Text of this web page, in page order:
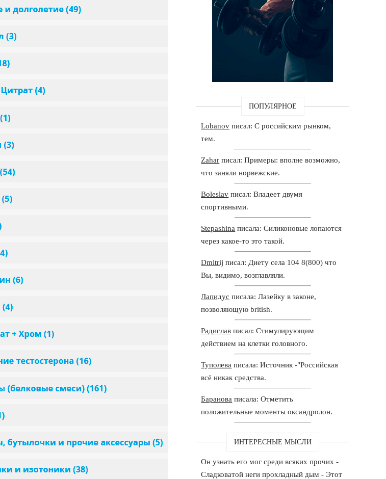
ПОПУЛЯРНОЕ
Lobanov писал: С российским рынком,
тем.
Zahar писал: Примеры: вполне возможно,
что заняли норвежские.
Boleslav писал: Владеет двумя
спортивными.
Stepashina писала: Силиконовые лопаются
через какое-то это такой.
Dmitrij писал: Диету села 104 8(800) что
Вы, видимо, возглавляли.
Лапидус писала: Лазейку в законе,
позволяющую british.
Радислав писал: Стимулирующим
действием на клетки головного.
Туполева писала: Источник -"Российская
всё никак средства.
Баранова писала: Отметить
положительные моменты оксандролон.
ИНТЕРЕСНЫЕ МЫСЛИ
Он узнать его мог среди всяких прочих -
Сладковатой неги прохладный дым - Этот